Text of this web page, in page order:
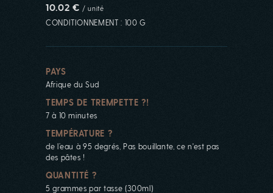
10.02 € / unité
CONDITIONNEMENT : 100 G
PAYS
Afrique du Sud
TEMPS DE TREMPETTE ?!
7 à 10 minutes
TEMPÉRATURE ?
de l’eau à 95 degrés, Pas bouillante, ce n'est pas
des pâtes !
QUANTITÉ ?
5 grammes par tasse (300ml)